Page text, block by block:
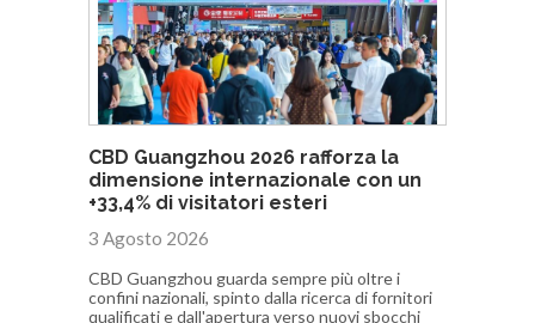
CBD Guangzhou 2026 rafforza la
dimensione internazionale con un
+33,4% di visitatori esteri
3 Agosto 2026
CBD Guangzhou guarda sempre più oltre i
confini nazionali, spinto dalla ricerca di fornitori
qualificati e dall'apertura verso nuovi sbocchi